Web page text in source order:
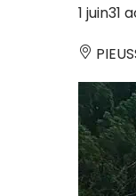
1 juin31